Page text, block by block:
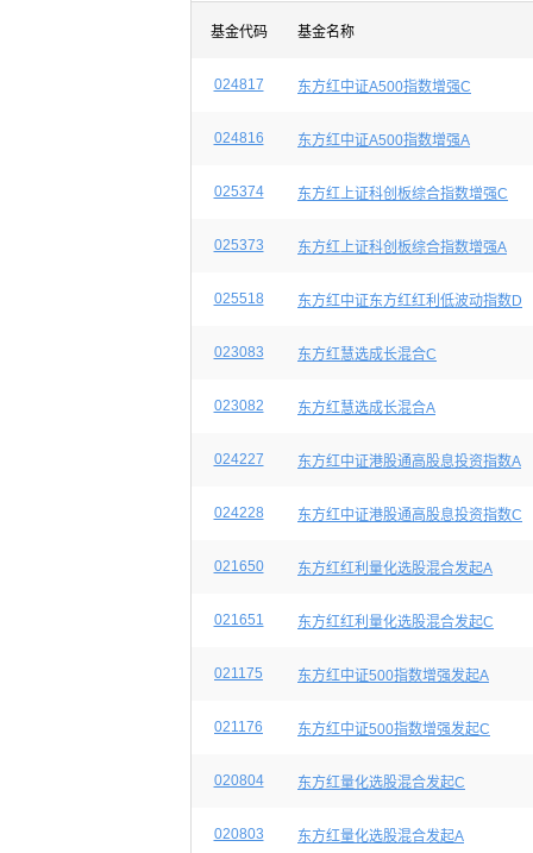
基金代码 基金名称
024817 东方红中证A500指数增强C
024816 东方红中证A500指数增强A
025374 东方红上证科创板综合指数增强C
025373 东方红上证科创板综合指数增强A
025518 东方红中证东方红红利低波动指数D
023083 东方红慧选成长混合C
023082 东方红慧选成长混合A
024227 东方红中证港股通高股息投资指数A
024228 东方红中证港股通高股息投资指数C
021650 东方红红利量化选股混合发起A
021651 东方红红利量化选股混合发起C
021175 东方红中证500指数增强发起A
021176 东方红中证500指数增强发起C
020804 东方红量化选股混合发起C
020803 东方红量化选股混合发起A